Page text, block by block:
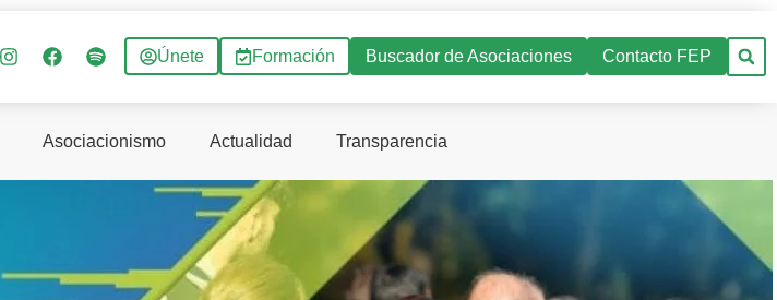
Únete Formación Buscador de Asociaciones Contacto FEP
Asociacionismo Actualidad Transparencia